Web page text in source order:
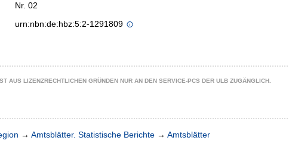
Nr. 02
urn:nbn:de:hbz:5:2-1291809
AUS LIZENZRECHTLICHEN GRÜNDEN NUR AN DEN SERVICE-PCS DER ULB ZUGÄNGLICH.
→ Amtsblätter. Statistische Berichte → Amtsblätter